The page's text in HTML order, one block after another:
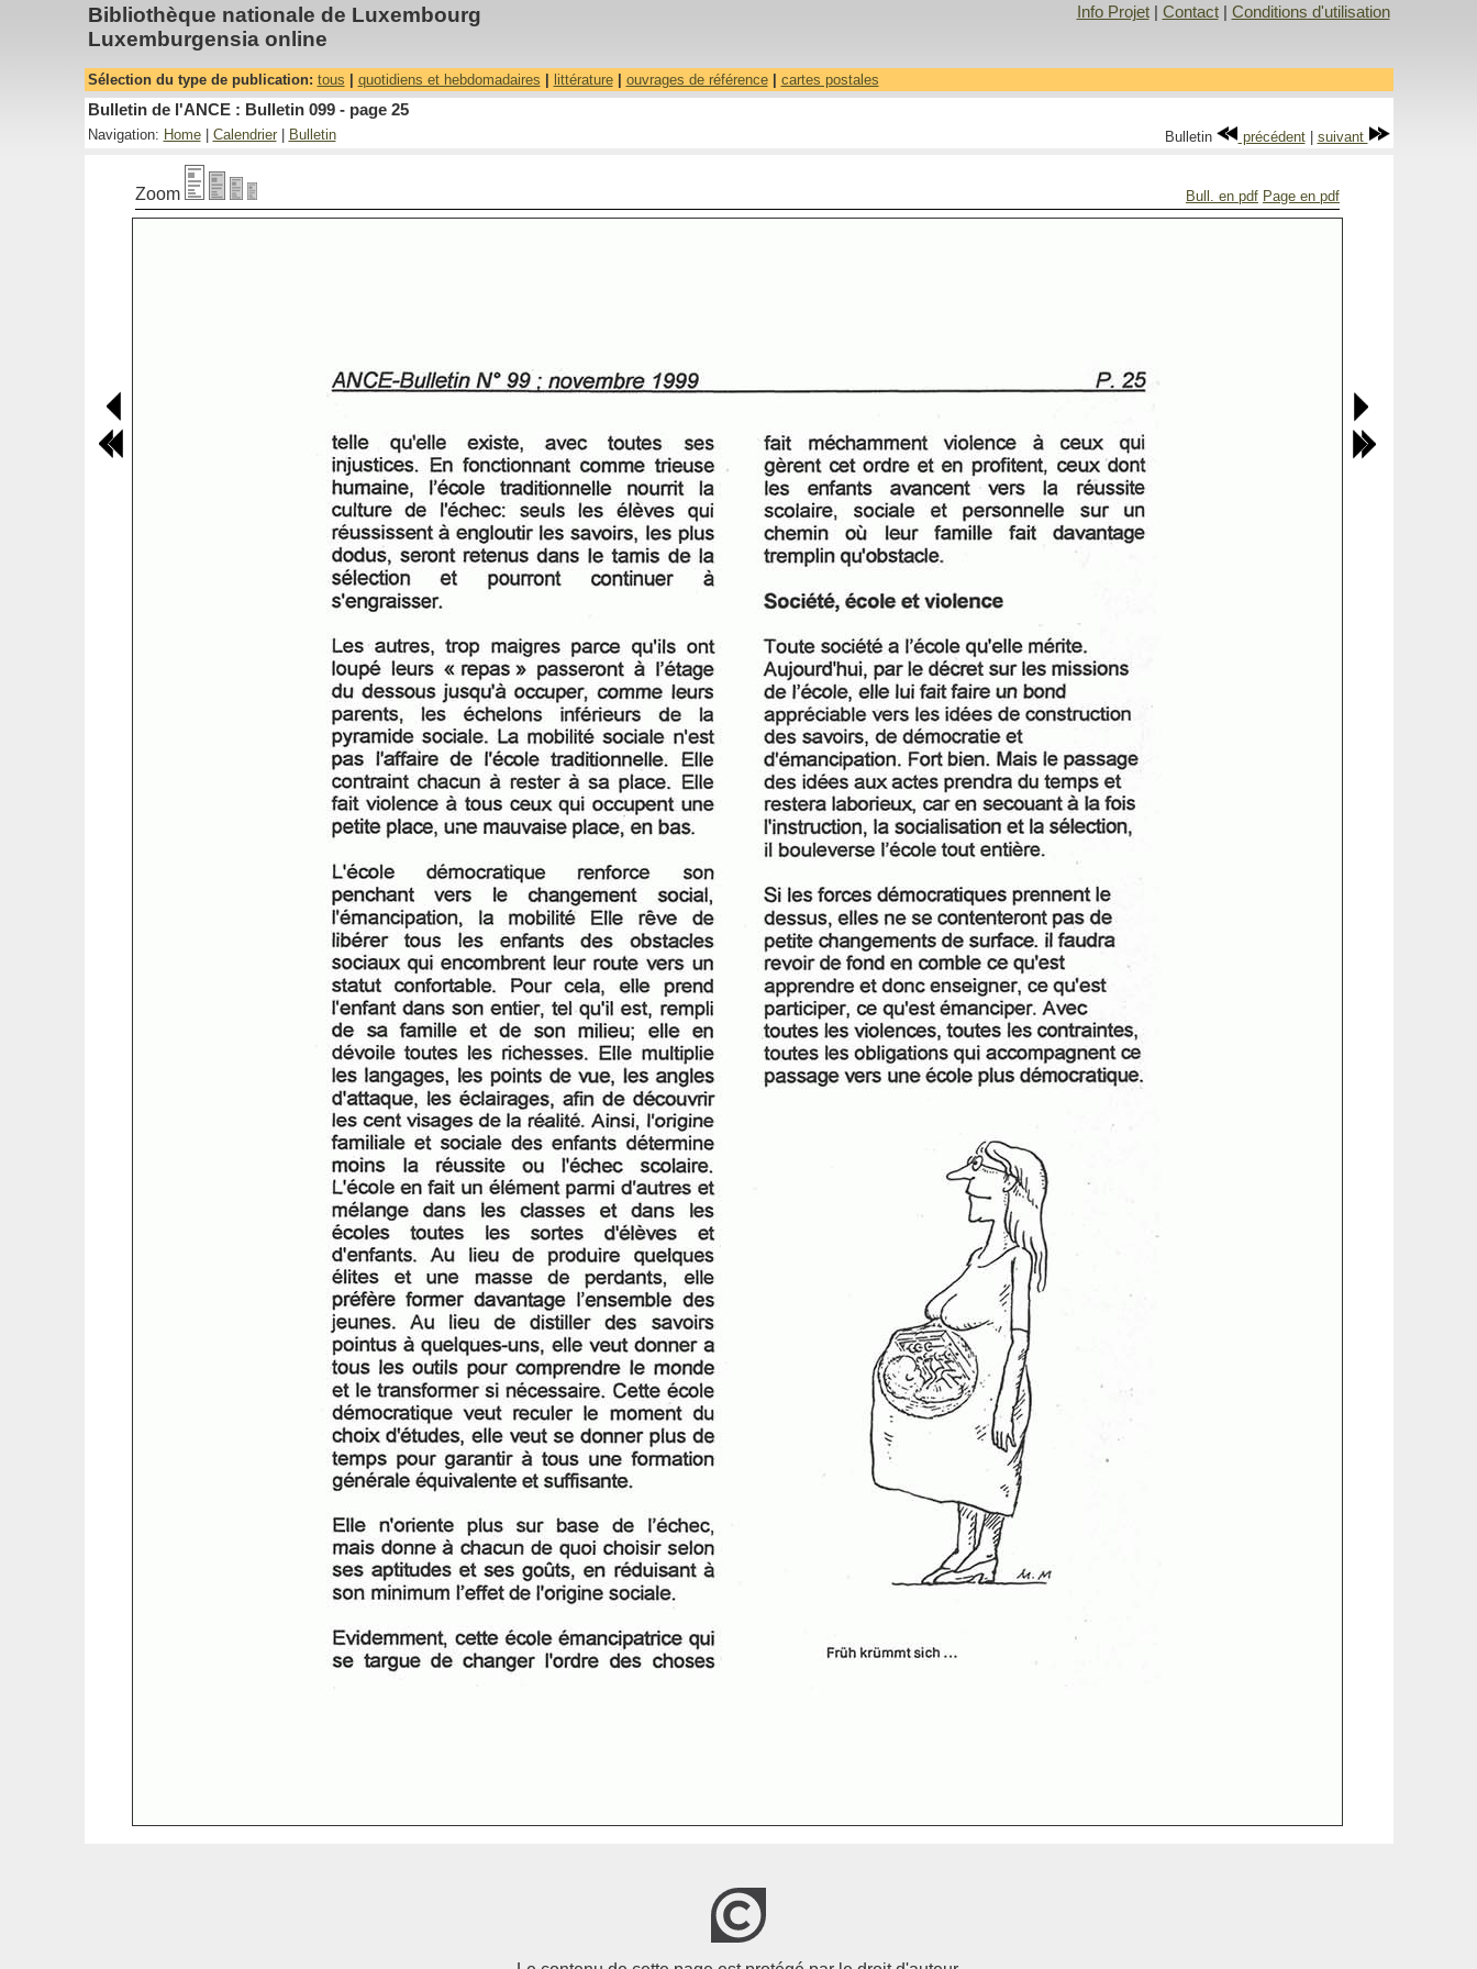
Bibliothèque nationale de Luxembourg
Luxemburgensia online
Info Projet| Contact| Conditions d'utilisation
Sélection du type de publication: tous quotidiens et hebdomadaires littérature| ouvrages de référence| cartes postales
Bulletin de l'ANCE : Bulletin 099 - page 25
Navigation: Home| Calendrier| Bulletin Bulletin précédent| suivant
Zoom Bull. en pdf Page en pdf